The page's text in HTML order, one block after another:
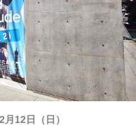
12日（日）